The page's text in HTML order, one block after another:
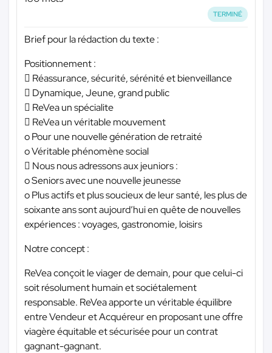
TERMINÉ
Brief pour la rédaction du texte :
Positionnement :
 Réassurance, sécurité, sérénité et bienveillance
 Dynamique, Jeune, grand public
 ReVea un spécialite
 ReVea un véritable mouvement
o Pour une nouvelle génération de retraité
o Véritable phénomène social
 Nous nous adressons aux jeuniors :
o Seniors avec une nouvelle jeunesse
o Plus actifs et plus soucieux de leur santé, les plus de
soixante ans sont aujourd’hui en quête de nouvelles
expériences : voyages, gastronomie, loisirs
Notre concept :
ReVea conçoit le viager de demain, pour que celui-ci
soit résolument humain et sociétalement
responsable. ReVea apporte un véritable équilibre
entre Vendeur et Acquéreur en proposant une offre
viagère équitable et sécurisée pour un contrat
gagnant-gagnant.